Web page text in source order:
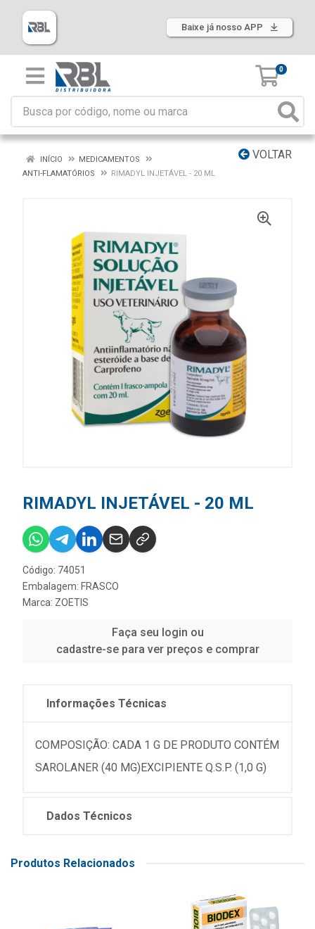
Baixe já nosso APP
0
VOLTAR
INÍCIO
MEDICAMENTOS
ANTI-FLAMATÓRIOS
RIMADYL INJETÁVEL - 20 ML
RIMADYL INJETÁVEL - 20 ML
Código: 74051
Embalagem: FRASCO
Marca: ZOETIS
Faça seu login ou
cadastre-se para ver preços e comprar
Informações Técnicas
COMPOSIÇÃO: CADA 1 G DE PRODUTO CONTÉM
SAROLANER (40 MG)EXCIPIENTE Q.S.P. (1,0 G)
Dados Técnicos
Produtos Relacionados